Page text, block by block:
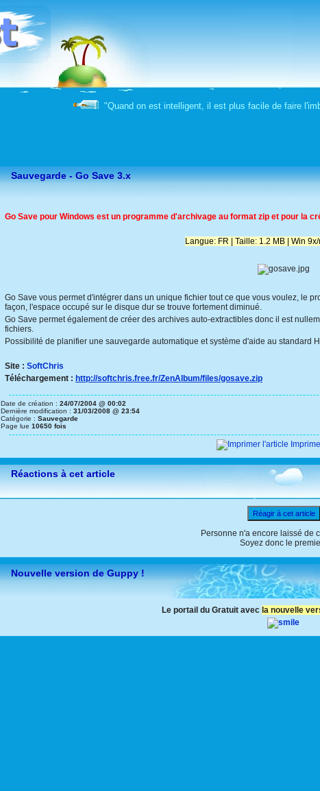
"Quand on est intelligent, il est plus facile de faire
Sauvegarde -Go Save 3.x
Go Save pour Windows est un programme d'archivage au format zip et pour la
Langue: FR | Taille: 1.2 MB | Win
Go Save vous permet d'intégrer dans un unique fichier tout ce que vous voulez, le
façon, l'espace occupé sur le disque dur se trouve fortement diminué.
Go Save permet également de créer des archives auto-extractibles donc il est
fichiers.
Possibilité de planifier une sauvegarde automatique et système d'aide au standard
Site : SoftChris
Téléchargement : http://softchris.free.fr/ZenAlbum/files/gosave.zip
Date de création : 24/07/2004 @ 00:02
Dernière modification : 31/03/2008 @ 23:54
Catégorie : Sauvegarde
Page lue 10650 fois
Réactions à cet article
Réagir à cet article
Personne n'a encore laissé de
Soyez donc le
Nouvelle version de Guppy !
Le portail du Gratuit avec la nouvelle